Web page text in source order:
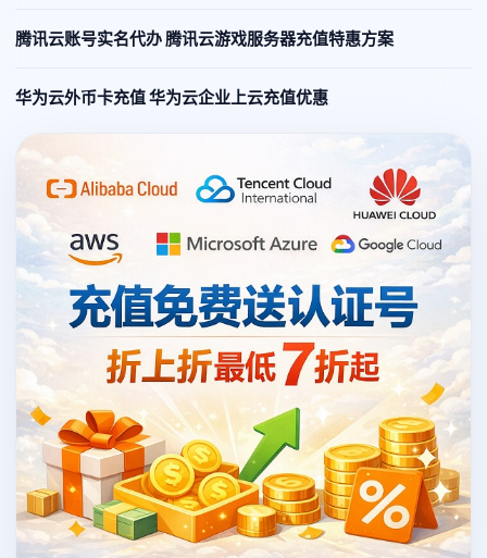
腾讯云账号实名代办 腾讯云游戏服务器充值特惠方案
华为云外币卡充值 华为云企业上云充值优惠